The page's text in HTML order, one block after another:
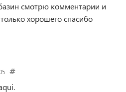
смотрю комментарии и
хорошего спасибо